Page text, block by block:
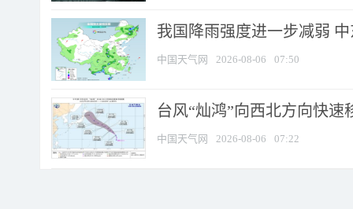
我国降雨强度进一步减弱
中国天气网 2026-08-06 07:50
台风“灿鸿”向西北方向快
中国天气网 2026-08-06 07:22